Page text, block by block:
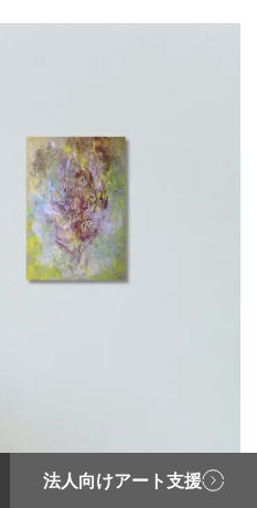
法人向けアート支援